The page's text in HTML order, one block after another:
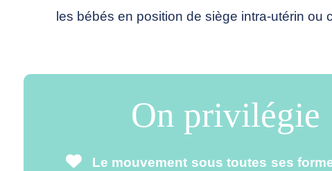
les bébés en position de siège intra-utérin ou
On privilégie
Le mouvement sous toutes ses